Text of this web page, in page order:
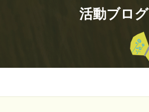
活動ブログ